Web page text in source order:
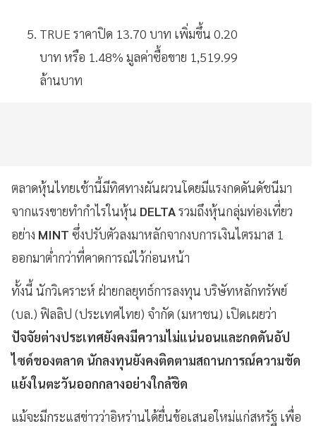
TRUE ราคาปิด 13.70 บาท เพิ่มขึ้น 0.20
บาท หรือ 1.48% มูลค่าซื้อขาย 1,519.99
ล้านบาท
ตลาดหุ้นไทยเช้านี้มีทิศทางผันผวนโดยมีแรงกดดันดัชนีมา
จากแรงขายทำกำไรในหุ้น DELTAรวมถึงหุ้นกลุ่มท่องเที่ยว
อย่าง MINT ซึ่งปรับตัวลงมาหลักจากงบการเงินไตรมาส 1
ออกมาต่ำกว่าที่คาดการณ์ไว้ก่อนหน้า
ทั้งนี้ นักวิเคราะห์ ฝ่ายกลยุทธ์การลงทุน บริษัทหลักทรัพย์
(บล.) ฟิลลิป (ประเทศไทย) จำกัด (มหาชน) เปิดเผยว่า
ปัจจัยต่างประเทศยังคงมีความไม่แน่นอนและกดดันอัป
ไซด์ของตลาด นักลงทุนยังคงติดตามสถานการณ์ความขัด
แย้งในตะวันออกกลางอย่างใกล้ชิด
แม้จะมีกระแสข่าวว่าอิหร่านได้ยื่นข้อเสนอใหม่แก่สหรัฐ เพื่อ